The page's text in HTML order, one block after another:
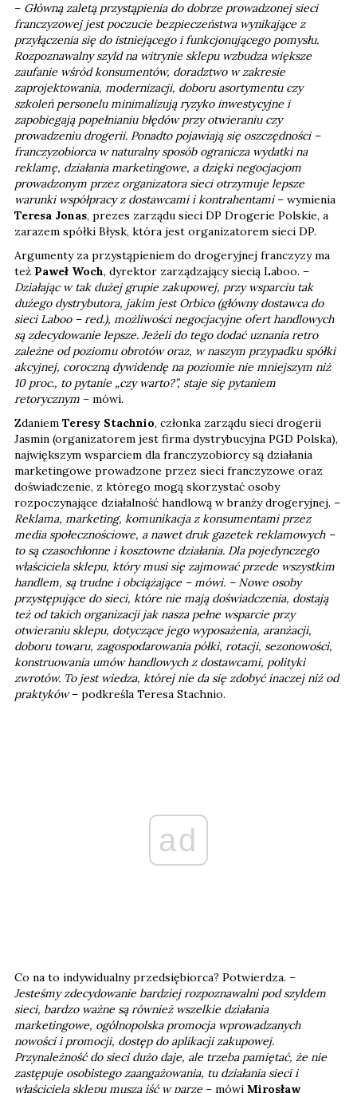
– Główną zaletą przystąpienia do dobrze prowadzonej sieci
franczyzowej jest poczucie bezpieczeństwa wynikające z
przyłączenia się do istniejącego i funkcjonującego pomysłu.
Rozpoznawalny szyld na witrynie sklepu wzbudza większe
zaufanie wśród konsumentów, doradztwo w zakresie
zaprojektowania, modernizacji, doboru asortymentu czy
szkoleń personelu minimalizują ryzyko inwestycyjne i
zapobiegają popełnianiu błędów przy otwieraniu czy
prowadzeniu drogerii. Ponadto pojawiają się oszczędności –
franczyzobiorca w naturalny sposób ogranicza wydatki na
reklamę, działania marketingowe, a dzięki negocjacjom
prowadzonym przez organizatora sieci otrzymuje lepsze
warunki współpracy z dostawcami i kontrahentami– wymienia
Teresa Jonas, prezes zarządu sieci DP Drogerie Polskie, a
zarazem spółki Błysk, która jest organizatorem sieci DP.
Argumenty za przystąpieniem do drogeryjnej franczyzy ma
też Paweł Woch, dyrektor zarządzający siecią Laboo. –
Działając w tak dużej grupie zakupowej, przy wsparciu tak
dużego dystrybutora, jakim jest Orbico (główny dostawca do
sieci Laboo – red.), możliwości negocjacyjne ofert handlowych
są zdecydowanie lepsze. Jeżeli do tego dodać uznania retro
zależne od poziomu obrotów oraz, w naszym przypadku spółki
akcyjnej, coroczną dywidendę na poziomie nie mniejszym niż
10 proc., to pytanie „czy warto?”, staje się pytaniem
retorycznym – mówi.
Zdaniem Teresy Stachnio, członka zarządu sieci drogerii
Jasmin (organizatorem jest firma dystrybucyjna PGD Polska),
największym wsparciem dla franczyzobiorcy są działania
marketingowe prowadzone przez sieci franczyzowe oraz
doświadczenie, z którego mogą skorzystać osoby
rozpoczynające działalność handlową w branży drogeryjnej. –
Reklama, marketing, komunikacja z konsumentami przez
media społecznościowe, a nawet druk gazetek reklamowych –
to są czasochłonne i kosztowne działania. Dla pojedynczego
właściciela sklepu, który musi się zajmować przede wszystkim
handlem, są trudne i obciążające – mówi. – Nowe osoby
przystępujące do sieci, które nie mają doświadczenia, dostają
też od takich organizacji jak nasza pełne wsparcie przy
otwieraniu sklepu, dotyczące jego wyposażenia, aranżacji,
doboru towaru, zagospodarowania półki, rotacji, sezonowości,
konstruowania umów handlowych z dostawcami, polityki
zwrotów. To jest wiedza, której nie da się zdobyć inaczej niż od
praktyków– podkreśla Teresa Stachnio.
ad
Co na to indywidualny przedsiębiorca? Potwierdza. –
Jesteśmy zdecydowanie bardziej rozpoznawalni pod szyldem
sieci, bardzo ważne są również wszelkie działania
marketingowe, ogólnopolska promocja wprowadzanych
nowości i promocji, dostęp do aplikacji zakupowej.
Przynależność do sieci dużo daje, ale trzeba pamiętać, że nie
zastępuje osobistego zaangażowania, tu działania sieci i
właściciela sklepu muszą iść w parze – mówi Mirosław